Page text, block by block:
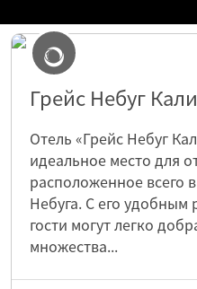
Грейс Небуг
Отель «Грейс Небуг
идеальное место для
расположенное всего
Небуга. С его
гости могут легко
множества...